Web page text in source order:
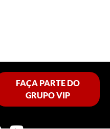
FAÇA PARTE DO
GRUPO VIP